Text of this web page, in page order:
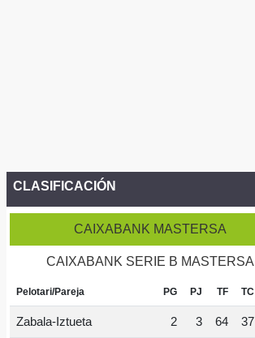
CLASIFICACIÓN
CAIXABANK MASTERSA
CAIXABANK SERIE B MASTERSA
Pelotari/Pareja PG PJ TF TC
Zabala-Iztueta 2 3 64 37